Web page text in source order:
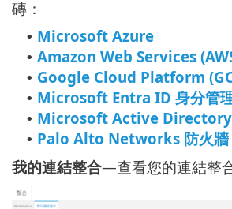
磚：
• Microsoft Azure
• Amazon Web Services
• Google Cloud Platform
• Microsoft Entra ID 身分管
• Microsoft Active Directory
• Palo Alto Networks 防火牆
我的連結整合—查看您的連結整合